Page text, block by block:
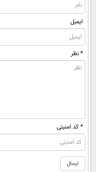
ایمیل
* نظر
* کد امنیتی